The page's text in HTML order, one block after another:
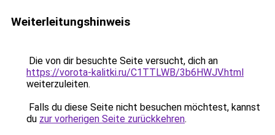
Weiterleitungshinweis
Die von dir besuchte Seite versucht, dich an
https://vorota-kalitki.ru/C1TTLWB/3b6HWJV.html
weiterzuleiten.
Falls du diese Seite nicht besuchen möchtest, kannst
du zur vorherigen Seite zurückkehren.